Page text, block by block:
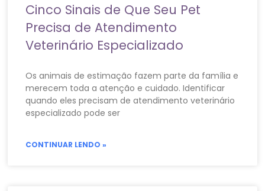
Cinco Sinais de Que Seu Pet
Precisa de Atendimento
Veterinário Especializado
Os animais de estimação fazem parte da família e
merecem toda a atenção e cuidado. Identificar
quando eles precisam de atendimento veterinário
especializado pode ser
CONTINUAR LENDO »